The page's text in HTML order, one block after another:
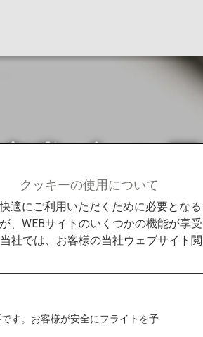
券ゾーン区
特典航空券ゾーン区分の変更
ン区分の変更
におけるゾーン区分の一部を変更
クッキーの使用について
適にご利用いただくために必要とな
、WEBサイトのいくつかの機能が享
社では、お客様の当社ウェブサイト
す。お客様が安全にフライトを予